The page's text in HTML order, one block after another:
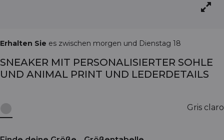
Erhalten Sie es zwischen morgen und Dienstag 18
SNEAKER MIT PERSONALISIERTER SOHLE
UND ANIMAL PRINT UND LEDERDETAILS
Gris claro